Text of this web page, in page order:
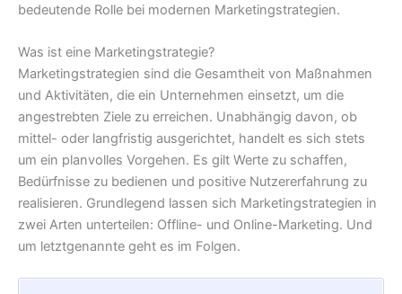
bedeutende Rolle bei modernen Marketingstrategien.
Was ist eine Marketingstrategie?
Marketingstrategien sind die Gesamtheit von Maßnahmen
und Aktivitäten, die ein Unternehmen einsetzt, um die
angestrebten Ziele zu erreichen. Unabhängig davon, ob
mittel- oder langfristig ausgerichtet, handelt es sich stets
um ein planvolles Vorgehen. Es gilt Werte zu schaffen,
Bedürfnisse zu bedienen und positive Nutzererfahrung zu
realisieren. Grundlegend lassen sich Marketingstrategien in
zwei Arten unterteilen: Offline- und Online-Marketing. Und
um letztgenannte geht es im Folgen.